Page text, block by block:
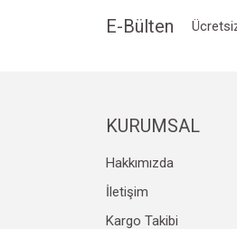
Ürün
E-Bülten
KURUMSAL
Hakkımızda
İletişim
Kargo Takibi